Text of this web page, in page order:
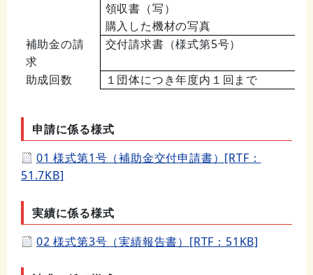
領収書（写）
購入した機材の写真
補助金の請
求
交付請求書（様式第5号）
助成回数 １団体につき年度内１回まで
申請に係る様式
01 様式第1号（補助金交付申請書）[RTF：
51.7KB]
実績に係る様式
02 様式第3号（実績報告書）[RTF：51KB]